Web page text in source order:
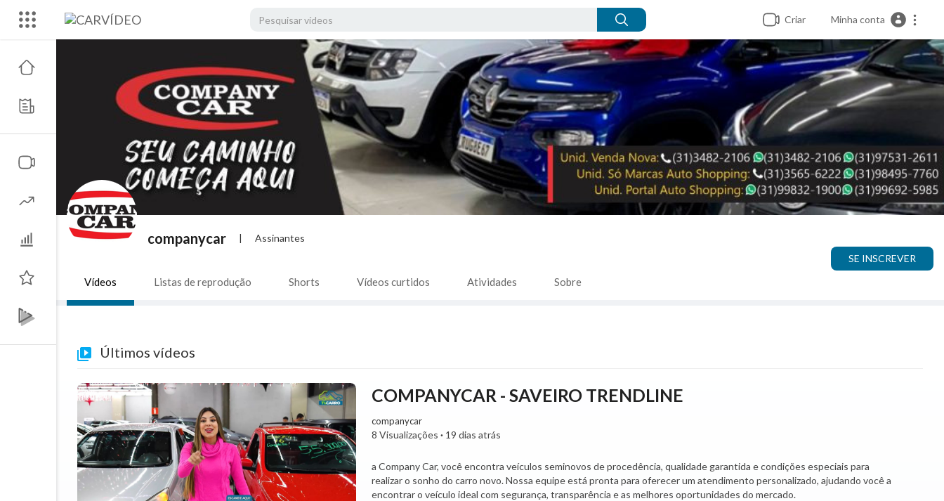
Criar Minha conta
companycar | Assinantes
SE INSCREVER
Vídeos Listas de reprodução Shorts Vídeos curtidos Atividades Sobre
Últimos vídeos
COMPANYCAR - SAVEIRO TRENDLINE
companycar
8 Visualizações · 19 dias atrás
⁣a Company Car, você encontra veículos seminovos de procedência, qualidade garantida e condições especiais para
realizar o sonho do carro novo. Nossa equipe está pronta para oferecer um atendimento personalizado, ajudando você a
encontrar o veículo ideal com segurança, transparência e as melhores oportunidades do mercado.